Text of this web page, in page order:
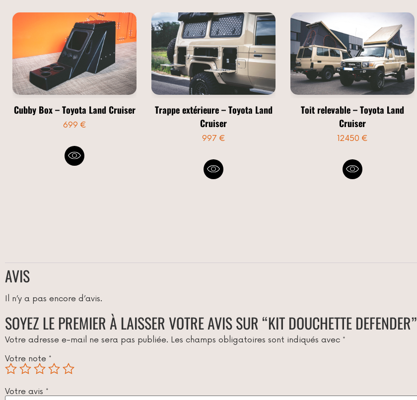
Cubby Box – Toyota Land Cruiser
699 €
Trappe extérieure – Toyota Land
Cruiser
997 €
Toit relevable – Toyota Land
Cruiser
12450 €
AVIS
Il n’y a pas encore d’avis.
SOYEZ LE PREMIER À LAISSER VOTRE AVIS SUR “KIT DOUCHETTE DEFENDER”
Votre adresse e-mail ne sera pas publiée. Les champs obligatoires sont indiqués avec *
Votre note *
Votre avis *